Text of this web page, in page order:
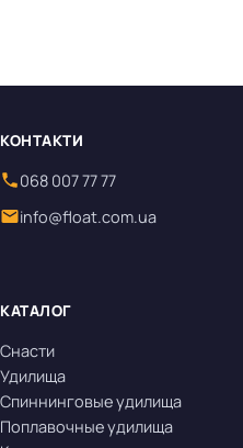
КОНТАКТИ
068 007 77 77
info@float.com.ua
КАТАЛОГ
Снасти
Удилища
Спиннинговые удилища
Поплавочные удилища